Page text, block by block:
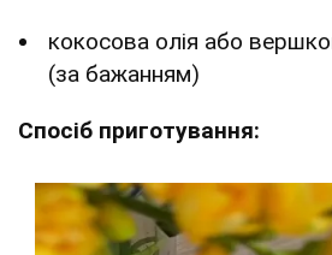
кокосова олія або
(за бажанням)
Спосіб приготування: